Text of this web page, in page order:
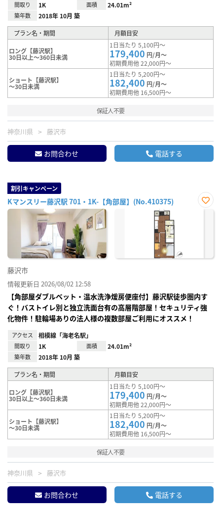
間取り 1K 面積 24.01m²
築年数 2018年 10月 築
プラン名・期間 月額目安
ロング【藤沢駅】
30日以上～360日未満
1日当たり 5,100円～
179,400 円/月～
初期費用他 22,000円～
ショート【藤沢駅】
～30日未満
1日当たり 5,200円～
182,400 円/月～
初期費用他 16,500円～
保証人不要
神奈川県 藤沢市
お問合わせ 電話する
割引キャンペーン
Kマンスリー藤沢駅 701・1K-【角部屋】(No.410375)
お気
藤沢市
情報更新日 2026/08/02 12:58
【角部屋ダブルベット・温水洗浄煖房便座付】藤沢駅徒歩圏内す
ぐ！バストイレ別と独立洗面台有の高層階部屋！セキュリティ強
化物件！駐輪場ありの法人様の複数部屋ご利用にオススメ！
アクセス 相模線「海老名駅」
間取り 1K 面積 24.01m²
築年数 2018年 10月 築
プラン名・期間 月額目安
ロング【藤沢駅】
30日以上～360日未満
1日当たり 5,100円～
179,400 円/月～
初期費用他 22,000円～
ショート【藤沢駅】
～30日未満
1日当たり 5,200円～
182,400 円/月～
初期費用他 16,500円～
保証人不要
神奈川県 藤沢市
お問合わせ 電話する